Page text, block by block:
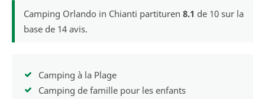
Camping Orlando in Chianti partituren 8.1 de 10 sur la
base de 14 avis.
Camping à la Plage
Camping de famille pour les enfants